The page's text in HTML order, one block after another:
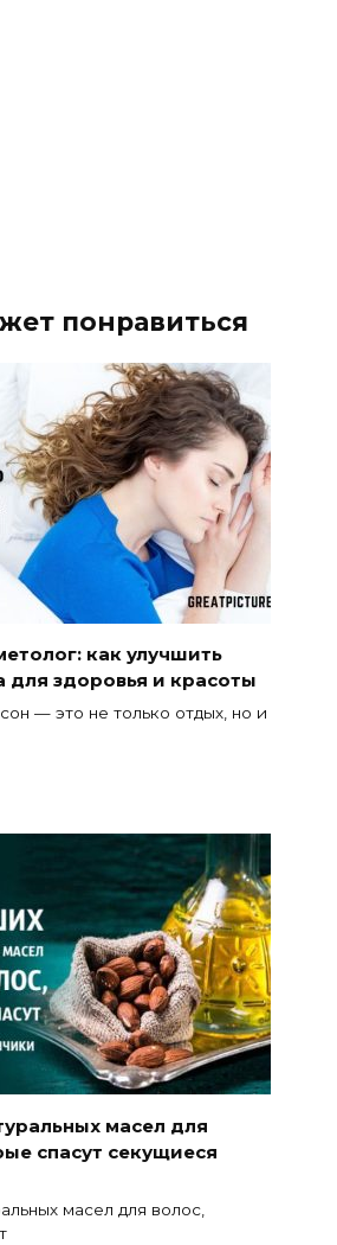
понравиться
как улучшить
для здоровья и красоты
— это не только отдых, но и
масел для
спасут секущиеся
масел для волос,